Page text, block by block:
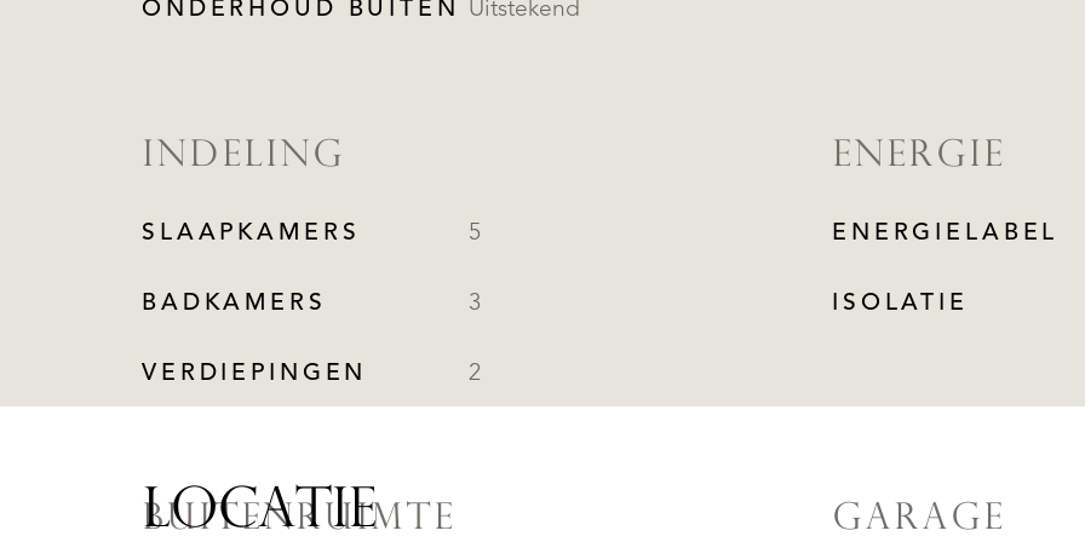
ONDERHOUD BUITEN Uitstekend
INDELING
SLAAPKAMERS 5
BADKAMERS 3
VERDIEPINGEN 2
ENERGIE
ENERGIELABEL
ISOLATIE
BUITENRUIMTE GARAGE
LOCATIE